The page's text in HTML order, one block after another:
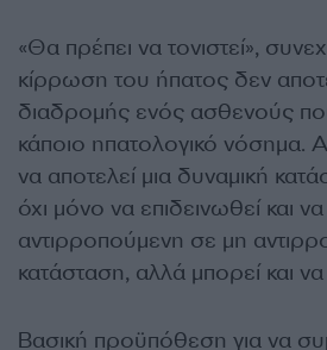
«Θα πρέπει να τονιστεί»,
κίρρωση του ήπατος δεν
διαδρομής ενός ασθενούς
κάποιο ηπατολογικό νόσημα.
να αποτελεί μια δυναμική
όχι μόνο να επιδεινωθεί και
αντιρροπούμενη σε μη
κατάσταση, αλλά μπορεί και
Βασική προϋπόθεση για να